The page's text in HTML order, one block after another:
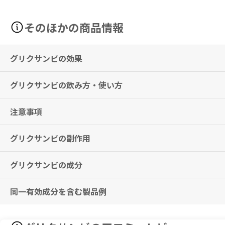
そのほかの商品情報
グリクサンビの効果
2型糖尿病
※効果には個人差がありますことを予めご了承ください。
グリクサンビの飲み方・使い方
通常、成人には1日1回1錠（エンパグリフロジン/リナグリプチンと
注意事項
飲み忘れに気付いた際は、思い出したときすぐに服用してください。
肝臓、腎臓、甲状腺疾患などがあれば、医師にお申し出ください。
低血糖が起こることがあります。
尿路感染、性器感染のあるときは、医師・薬剤師にご相談ください。
多尿・頻尿のあるときは、医師・薬剤師にご相談ください。
グリクサンビの副作用
尿路感染、膀胱炎、性器感染（外陰部腟炎、外陰部腟カンジダ症、亀
ます。
グリクサンビの成分
グリクサンビ(Glyxambi)25mg/5mg
同一有効成分を含む製品例